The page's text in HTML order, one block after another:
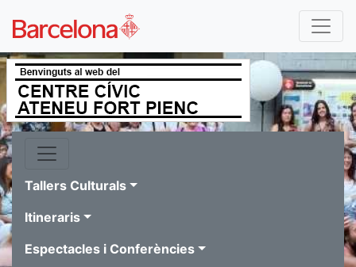
Tallers Culturals
Itineraris
Espectacles i Conferències